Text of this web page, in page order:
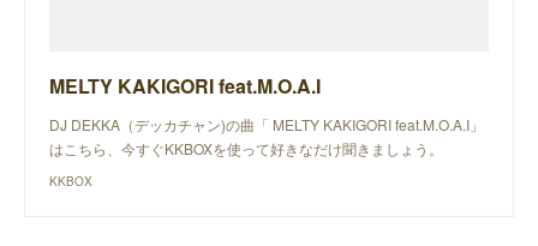
MELTY KAKIGORI feat.M.O.A.I
DJ DEKKA（デッカチャン)の曲「 MELTY KAKIGORI feat.M.O.A.I」
はこちら、今すぐKKBOXを使って好きなだけ聞きましょう。
KKBOX